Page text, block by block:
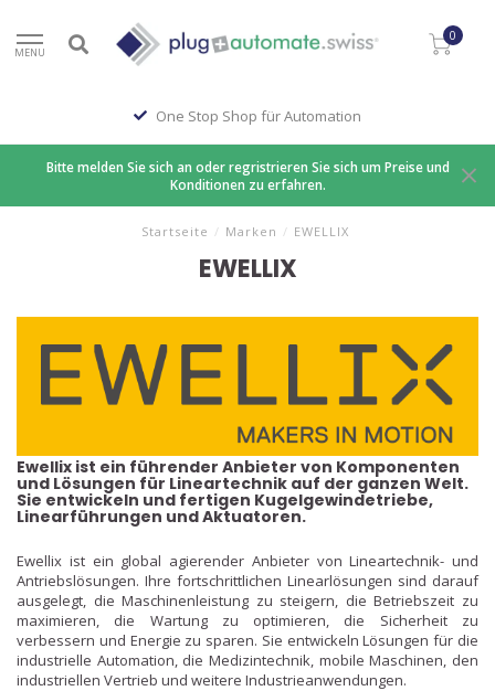
MENU
0
Professionelle Beratung
Bitte melden Sie sich an oder regristrieren Sie sich um Preise und
Konditionen zu erfahren.
Startseite / Marken / EWELLIX
EWELLIX
Ewellix ist ein führender Anbieter von Komponenten
und Lösungen für Lineartechnik auf der ganzen Welt.
Sie entwickeln und fertigen Kugelgewindetriebe,
Linearführungen und Aktuatoren.
Ewellix ist ein global agierender Anbieter von Lineartechnik- und
Antriebslösungen. Ihre fortschrittlichen Linearlösungen sind darauf
ausgelegt, die Maschinenleistung zu steigern, die Betriebszeit zu
maximieren, die Wartung zu optimieren, die Sicherheit zu
verbessern und Energie zu sparen. Sie entwickeln Lösungen für die
industrielle Automation, die Medizintechnik, mobile Maschinen, den
industriellen Vertrieb und weitere Industrieanwendungen.